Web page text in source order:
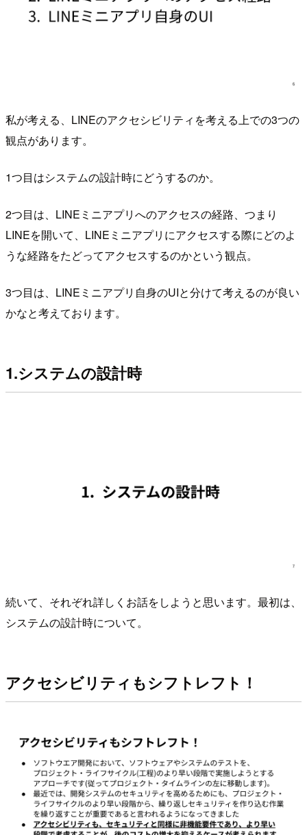
私が考える、LINEのアクセシビリティを考える上での3つの
観点があります。
1つ目はシステムの設計時にどうするのか。
2つ目は、LINEミニアプリへのアクセスの経路、つまり
LINEを開いて、LINEミニアプリにアクセスする際にどのよ
うな経路をたどってアクセスするのかという観点。
3つ目は、LINEミニアプリ自身のUIと分けて考えるのが良い
かなと考えております。
1.システムの設計時
続いて、それぞれ詳しくお話をしようと思います。最初は、
システムの設計時について。
アクセシビリティもシフトレフト！